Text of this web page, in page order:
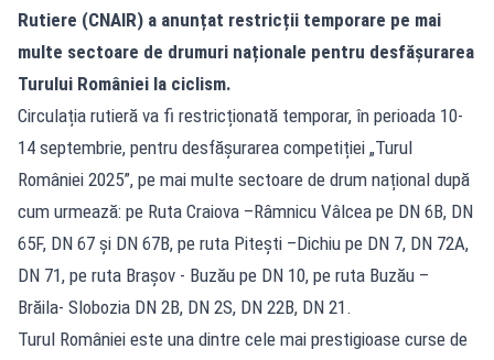
Rutiere (CNAIR) a anunțat restricții temporare pe mai
multe sectoare de drumuri naționale pentru desfășurarea
Turului României la ciclism.
Circulația rutieră va fi restricționată temporar, în perioada 10-
14 septembrie, pentru desfășurarea competiției „Turul
României 2025”, pe mai multe sectoare de drum național după
cum urmează: pe Ruta Craiova –Râmnicu Vâlcea pe DN 6B, DN
65F, DN 67 și DN 67B, pe ruta Pitești –Dichiu pe DN 7, DN 72A,
DN 71, pe ruta Brașov - Buzău pe DN 10, pe ruta Buzău –
Brăila- Slobozia DN 2B, DN 2S, DN 22B, DN 21.
Turul României este una dintre cele mai prestigioase curse de